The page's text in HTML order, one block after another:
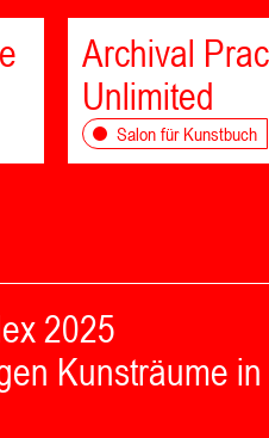
Archival
Unlimited
Salon für Kunstbuch
2025
Kunsträume